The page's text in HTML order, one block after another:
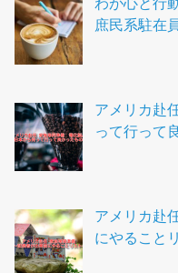
庶民系駐在
アメリカ赴
って行って
アメリカ赴
にやること